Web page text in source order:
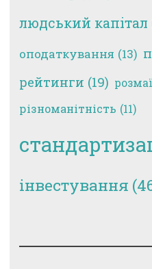
людський капітал
оподаткування (13)
рейтинги (19)
різноманітність (11)
інвестування